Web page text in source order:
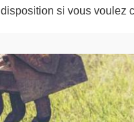
disposition si vous voulez